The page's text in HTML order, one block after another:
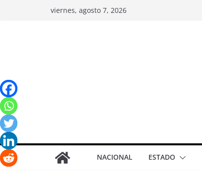
viernes, agosto 7, 2026
NACIONAL ESTADO